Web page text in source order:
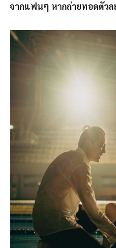
จากแฟนๆ หากถ่ายทอดตัวล